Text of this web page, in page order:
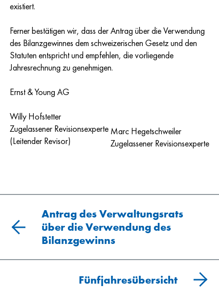
existiert.
Ferner bestätigen wir, dass der Antrag über die Verwendung
des Bilanzgewinnes dem schweizerischen Gesetz und den
Statuten entspricht und empfehlen, die vorliegende
Jahresrechnung zu genehmigen.
Ernst & Young AG
Willy Hofstetter
Zugelassener Revisionsexperte
(Leitender Revisor)
Marc Hegetschweiler
Zugelassener Revisionsexperte
Antrag des Verwaltungsrats
über die Verwendung des
Bilanzgewinns
Fünfjahresübersicht